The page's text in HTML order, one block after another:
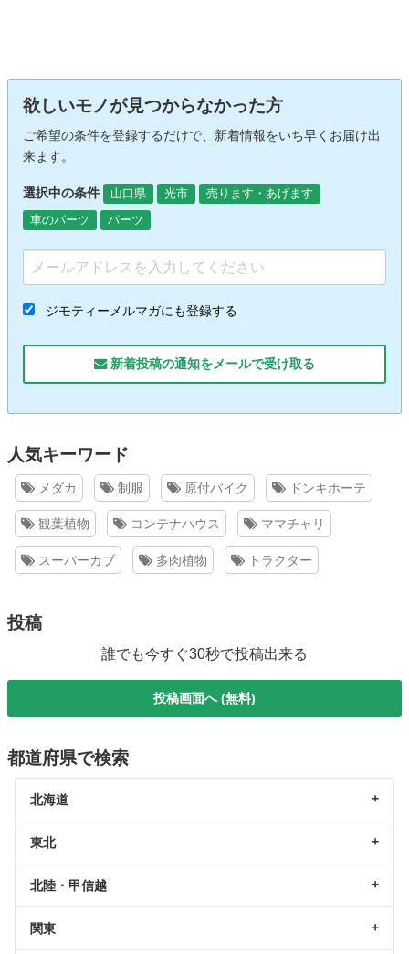
欲しいモノが見つからなかった方
ご希望の条件を登録するだけで、新着情報をいち早くお届け出
来ます。
選択中の条件 山口県 光市
売ります・あげます
車のパーツ
パーツ
ジモティーメルマガにも登録する
新着投稿の通知をメールで受け取る
人気キーワード
メダカ 制服 原付バイク ドンキホーテ
観葉植物 コンテナハウス ママチャリ
スーパーカブ 多肉植物 トラクター
投稿
誰でも今すぐ30秒で投稿出来る
投稿画面へ (無料)
都道府県で検索
北海道
東北
北陸・甲信越
関東